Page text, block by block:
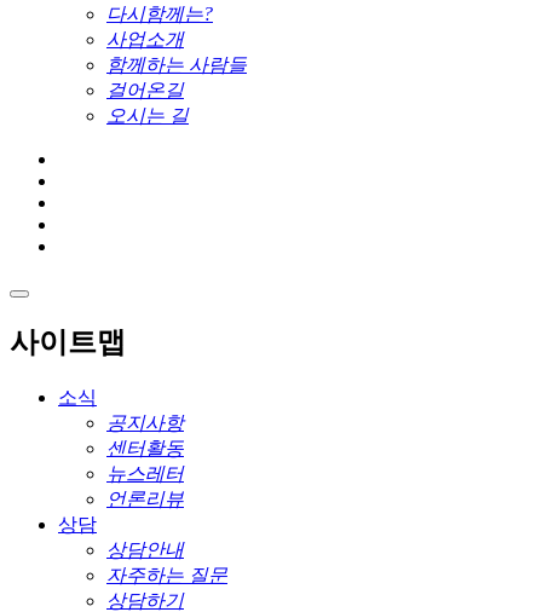
다시함께는?
사업소개
함께하는 사람들
걸어온길
오시는 길
사이트맵
소식
공지사항
센터활동
뉴스레터
언론리뷰
상담
상담안내
자주하는 질문
상담하기